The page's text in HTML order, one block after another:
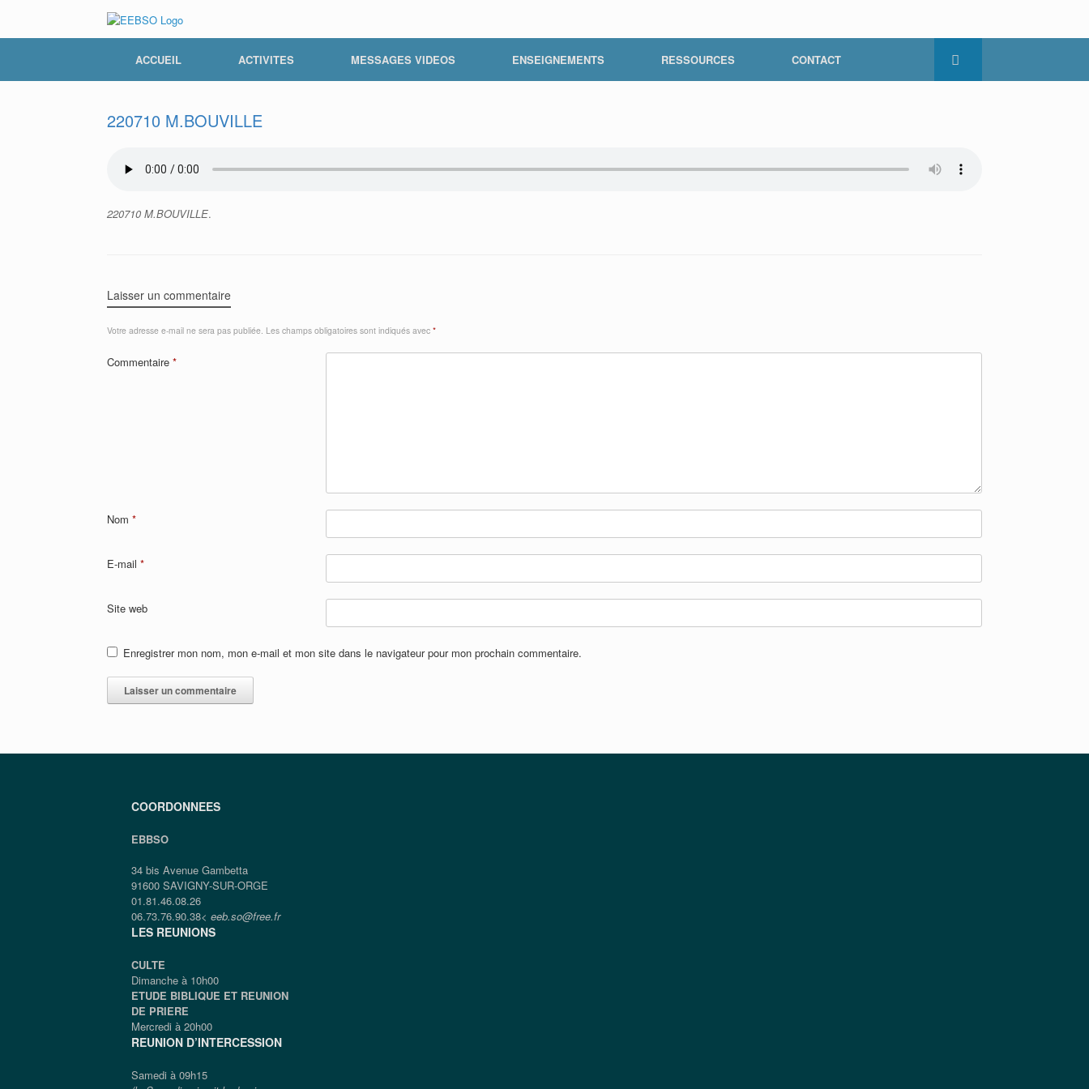
content
ACCUEIL
ACTIVITES MESSAGES VIDEOS ENSEIGNEMENTS RESSOURCES CONTACT
220710 M.BOUVILLE
220710 M.BOUVILLE.
Laisser un commentaire
Votre adresse e-mail ne sera pas publiée. Les champs obligatoires sont indiqués avec *
Commentaire *
Nom *
E-mail *
Site web
Enregistrer mon nom, mon e-mail et mon site dans le navigateur pour mon prochain commentaire.
COORDONNEES
EBBSO
34 bis Avenue Gambetta
91600 SAVIGNY-SUR-ORGE
01.81.46.08.26
06.73.76.90.38< eeb.so@free.fr
LES REUNIONS
CULTE
Dimanche à 10h00
ETUDE BIBLIQUE ET REUNION
DE PRIERE
Mercredi à 20h00
REUNION D’INTERCESSION
Samedi à 09h15